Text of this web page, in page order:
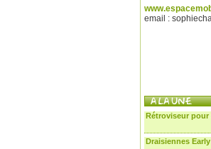
email :
Rétroviseur pour
Draisiennes